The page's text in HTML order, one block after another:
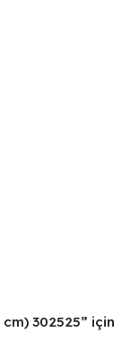
302525” için